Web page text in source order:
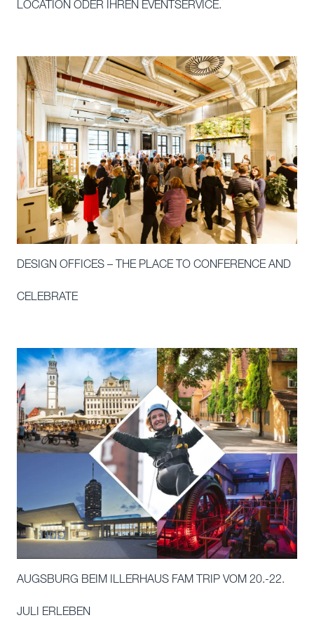
LOCATION ODER IHREN EVENTSERVICE.
DESIGN OFFICES – THE PLACE TO CONFERENCE AND
CELEBRATE
AUGSBURG BEIM ILLERHAUS FAM TRIP VOM 20.-22.
JULI ERLEBEN